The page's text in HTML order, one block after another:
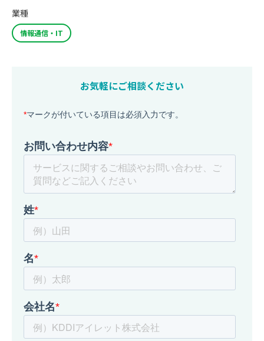
業種
情報通信・IT
お気軽にご相談ください